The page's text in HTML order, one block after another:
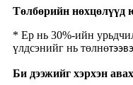
Төлбөрийн нөхцөлүүд
* Ер нь 30%-ийн
үлдсэнийг нь төлнө
Би дээжийг хэрхэн